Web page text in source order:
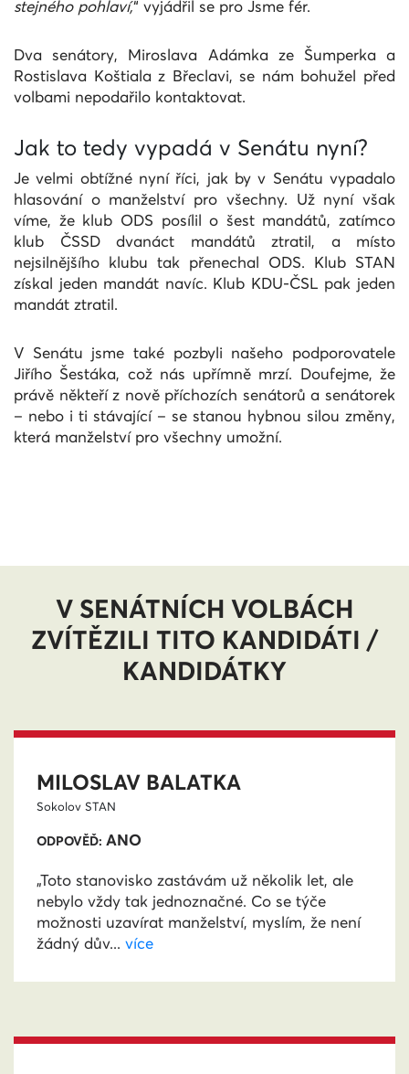
stejného pohlaví,“ vyjádřil se pro Jsme fér.
Dva senátory, Miroslava Adámka ze Šumperka a
Rostislava Koštiala z Břeclavi, se nám bohužel před
volbami nepodařilo kontaktovat.
Jak to tedy vypadá v Senátu nyní?
Je velmi obtížné nyní říci, jak by v Senátu vypadalo
hlasování o manželství pro všechny. Už nyní však
víme, že klub ODS posílil o šest mandátů, zatímco
klub ČSSD dvanáct mandátů ztratil, a místo
nejsilnějšího klubu tak přenechal ODS. Klub STAN
získal jeden mandát navíc. Klub KDU-ČSL pak jeden
mandát ztratil.
V Senátu jsme také pozbyli našeho podporovatele
Jiřího Šestáka, což nás upřímně mrzí. Doufejme, že
právě někteří z nově příchozích senátorů a senátorek
– nebo i ti stávající – se stanou hybnou silou změny,
která manželství pro všechny umožní.
V SENÁTNÍCH VOLBÁCH
ZVÍTĚZILI TITO KANDIDÁTI /
KANDIDÁTKY
MILOSLAV BALATKA
Sokolov STAN
ODPOVĚĎ: ANO
„Toto stanovisko zastávám už několik let, ale
nebylo vždy tak jednoznačné. Co se týče
možnosti uzavírat manželství, myslím, že není
žádný dův... více